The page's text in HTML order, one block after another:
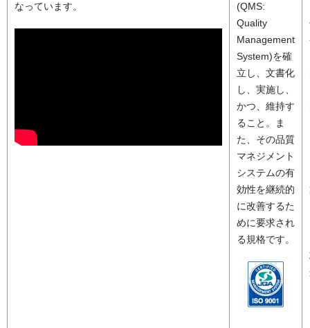
なっています。
(QMS:
Quality
Management
System)を確
立し、文書化
し、実施し、
かつ、維持す
ること。ま
た、その品質
マネジメント
システムの有
効性を継続的
に改善するた
めに要求され
る規格です。